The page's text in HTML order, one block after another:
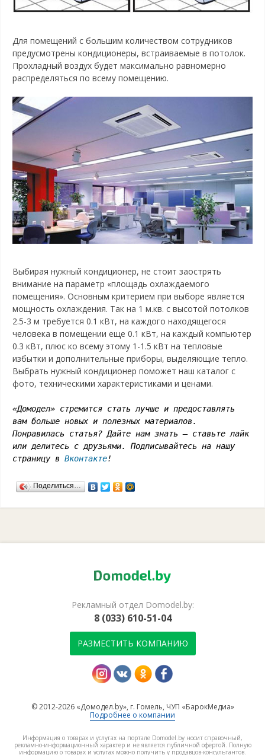
Для помещений с большим количеством сотрудников
предусмотрены кондиционеры, встраиваемые в потолок.
Прохладный воздух будет максимально равномерно
распределяться по всему помещению.
Выбирая нужный кондиционер, не стоит заострять
внимание на параметр «площадь охлаждаемого
помещения». Основным критерием при выборе является
мощность охлаждения. Так на 1 м.кв. с высотой потолков
2.5-3 м требуется 0.1 кВт, на каждого находящегося
человека в помещении еще 0.1 кВт, на каждый компьютер
0.3 кВт, плюс ко всему этому 1-1.5 кВт на тепловые
избытки и дополнительные приборы, выделяющие тепло.
Выбрать нужный кондиционер поможет наш каталог с
фото, техническими характеристиками и ценами.
«Домодел» стремится стать лучше и предоставлять
вам больше новых и полезных материалов.
Понравилась статья? Дайте нам знать – ставьте лайк
или делитесь с друзьями. Подписывайтесь на нашу
страницу в Вконтакте!
Поделиться…
Рекламный отдел Domodel.by:
8 (033) 610-51-04
РАЗМЕСТИТЬ КОМПАНИЮ
© 2012-2026 «Домодел.by», г. Гомель, ЧУП «БарокМедиа»
Подробнее о компании
Информация о товарах и услугах на портале Domodel.by носит справочный,
рекламно-информационный характер и не является публичной офертой. Полную
информацию о товарах и услугах можно получить у продавцов-консультантов.